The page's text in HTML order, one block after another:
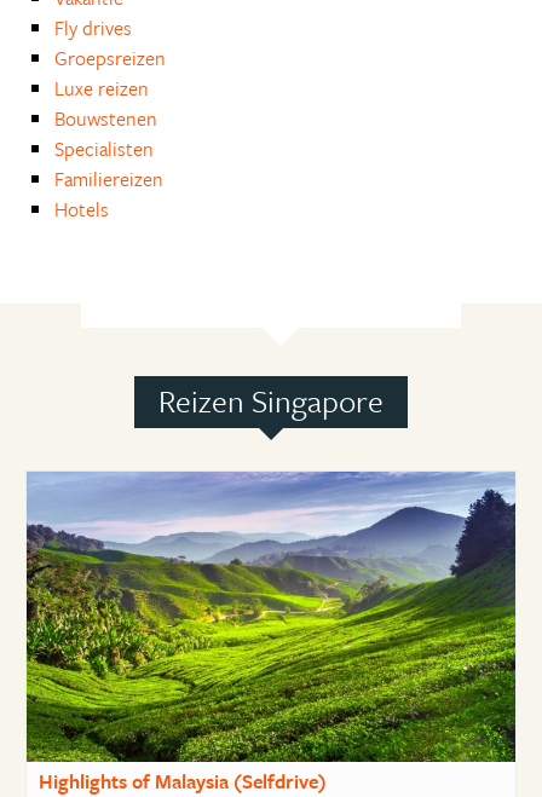
Fly drives
Groepsreizen
Luxe reizen
Bouwstenen
Specialisten
Familiereizen
Hotels
Reizen Singapore
Highlights of Malaysia (Selfdrive)